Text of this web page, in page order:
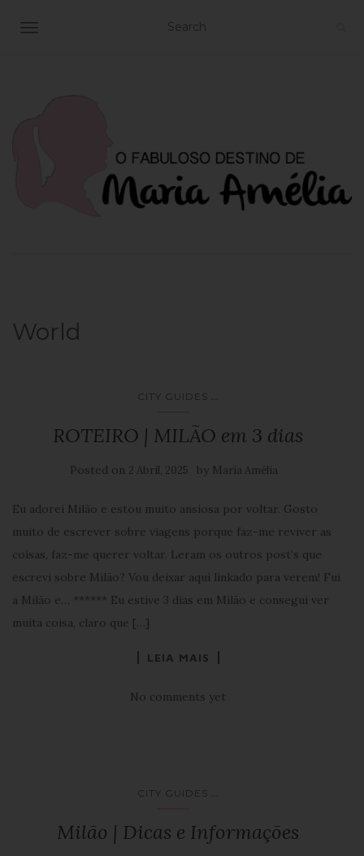
TOGGLE NAVIGATION
World
CITY GUIDES ...
ROTEIRO | MILÃO em 3 dias
Posted on 2 Abril, 2025 by Maria Amélia
Eu adorei Milão e estou muito ansiosa por voltar. Gosto
muito de escrever sobre viagens porque faz-me reviver as
coisas, faz-me querer voltar. Leram os outros post’s que
escrevi sobre Milão? Vou deixar aqui linkado para verem! Fui
a Milão e… ****** Eu estive 3 dias em Milão e consegui ver
muita coisa, claro que […]
LEIA MAIS
No comments yet
CITY GUIDES ...
Milão | Dicas e Informações